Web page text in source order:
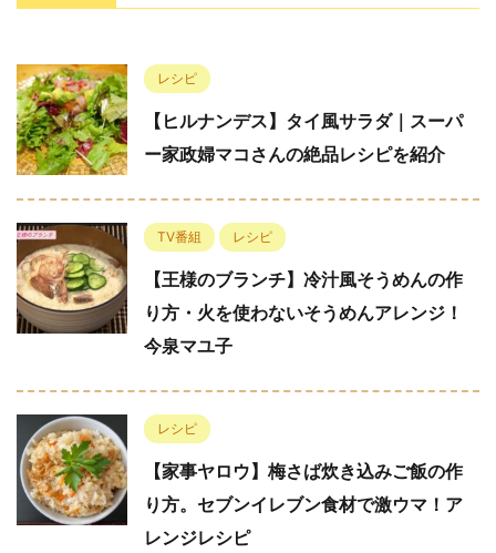
レシピ
【ヒルナンデス】タイ風サラダ｜スーパ
ー家政婦マコさんの絶品レシピを紹介
TV番組 レシピ
【王様のブランチ】冷汁風そうめんの作
り方・火を使わないそうめんアレンジ！
今泉マユ子
レシピ
【家事ヤロウ】梅さば炊き込みご飯の作
り方。セブンイレブン食材で激ウマ！ア
レンジレシピ